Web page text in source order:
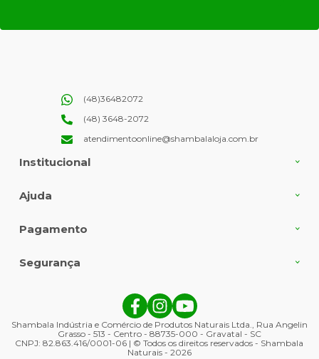
Institucional
Ajuda
(48)36482072
(48) 3648-2072
atendimentoonline@shambalaloja.com.br
Pagamento
Segurança
Shambala Indústria e Comércio de Produtos Naturais Ltda., Rua Angelin
Grasso - 513 - Centro - 88735-000 - Gravatal - SC
CNPJ: 82.863.416/0001-06 | © Todos os direitos reservados - Shambala
Naturais - 2026